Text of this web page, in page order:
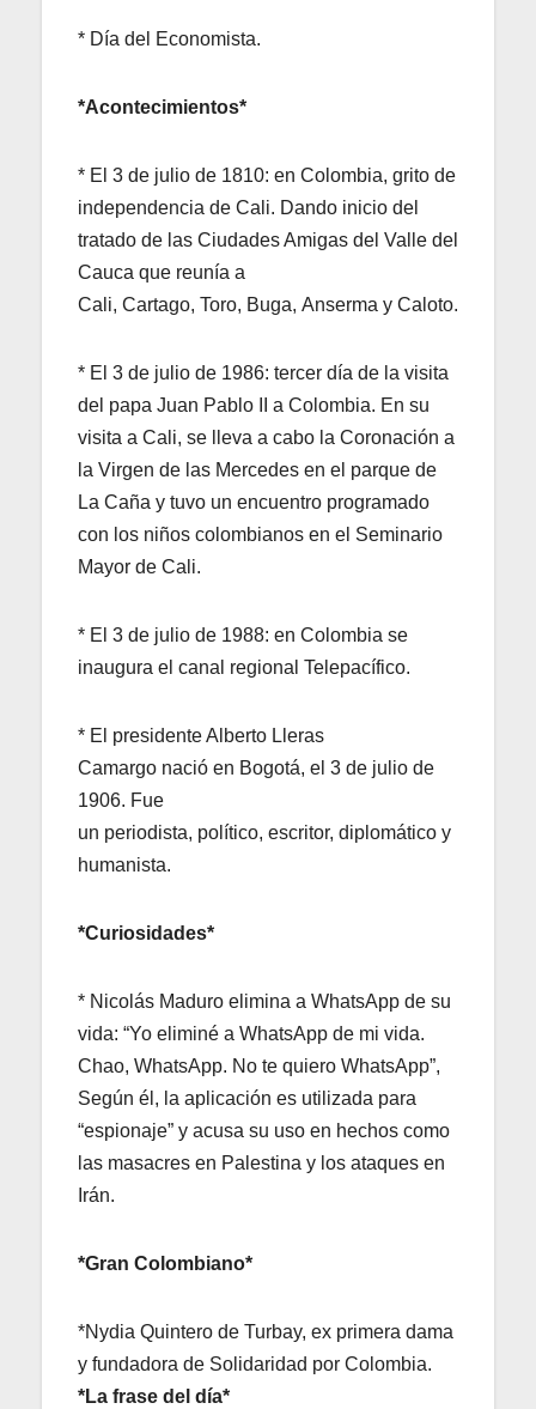
* Día del Economista.
*Acontecimientos*
* El 3 de julio de 1810: en Colombia, grito de
independencia de Cali. Dando inicio del
tratado de las Ciudades Amigas del Valle del
Cauca que reunía a
Cali, Cartago, Toro, Buga, Anserma y Caloto.
* El 3 de julio de 1986: tercer día de la visita
del papa Juan Pablo II a Colombia. En su
visita a Cali, se lleva a cabo la Coronación a
la Virgen de las Mercedes en el parque de
La Caña y tuvo un encuentro programado
con los niños colombianos en el Seminario
Mayor de Cali.
* El 3 de julio de 1988: en Colombia se
inaugura el canal regional Telepacífico.
* El presidente Alberto Lleras
Camargo nació en Bogotá, el 3 de julio de
1906. Fue
un periodista, político, escritor, diplomático y
humanista.
*Curiosidades*
* Nicolás Maduro elimina a WhatsApp de su
vida: “Yo eliminé a WhatsApp de mi vida.
Chao, WhatsApp. No te quiero WhatsApp”,
Según él, la aplicación es utilizada para
“espionaje” y acusa su uso en hechos como
las masacres en Palestina y los ataques en
Irán.
*Gran Colombiano*
*Nydia Quintero de Turbay, ex primera dama
y fundadora de Solidaridad por Colombia.
*La frase del día*